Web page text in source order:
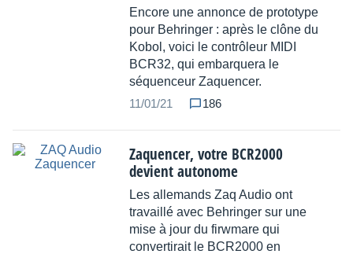
Encore une annonce de prototype
pour Behringer : après le clône du
Kobol, voici le contrôleur MIDI
BCR32, qui embarquera le
séquenceur Zaquencer.
11/01/21
186
Zaquencer, votre BCR2000
devient autonome
Les allemands Zaq Audio ont
travaillé avec Behringer sur une
mise à jour du firwmare qui
convertirait le BCR2000 en